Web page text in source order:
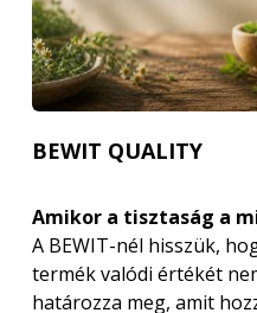
BEWIT QUALITY
Amikor a tisztaság a
A BEWIT-nél hisszük,
termék valódi értékét
határozza meg, amit